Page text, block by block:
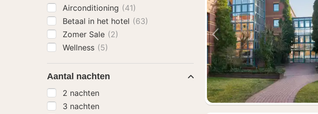
Vorige foto
Airconditioning (41)
Betaal in het hotel (63)
Zomer Sale (2)
Wellness (5)
Aantal nachten
2 nachten
3 nachten